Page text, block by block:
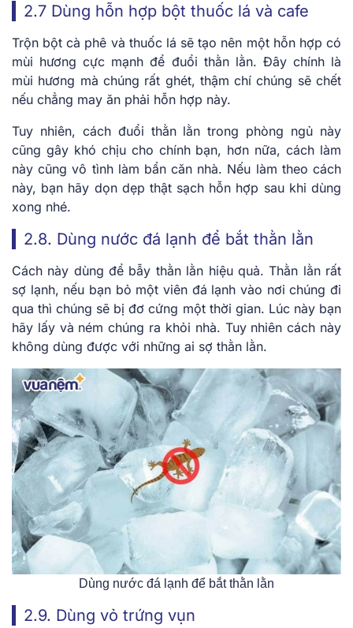
2.7 Dùng hỗn hợp bột thuốc lá và cafe
Trộn bột cà phê và thuốc lá sẽ tạo nên một hỗn hợp có
mùi hương cực mạnh để đuổi thằn lằn. Đây chính là
mùi hương mà chúng rất ghét, thậm chí chúng sẽ chết
nếu chẳng may ăn phải hỗn hợp này.
Tuy nhiên, cách đuổi thằn lằn trong phòng ngủ này
cũng gây khó chịu cho chính bạn, hơn nữa, cách làm
này cũng vô tình làm bẩn căn nhà. Nếu làm theo cách
này, bạn hãy dọn dẹp thật sạch hỗn hợp sau khi dùng
xong nhé.
2.8. Dùng nước đá lạnh để bắt thằn lằn
Cách này dùng để bẫy thằn lằn hiệu quả. Thằn lằn rất
sợ lạnh, nếu bạn bỏ một viên đá lạnh vào nơi chúng đi
qua thì chúng sẽ bị đơ cứng một thời gian. Lúc này bạn
hãy lấy và ném chúng ra khỏi nhà. Tuy nhiên cách này
không dùng được với những ai sợ thằn lằn.
Dùng nước đá lạnh để bắt thằn lằn
2.9. Dùng vỏ trứng vụn